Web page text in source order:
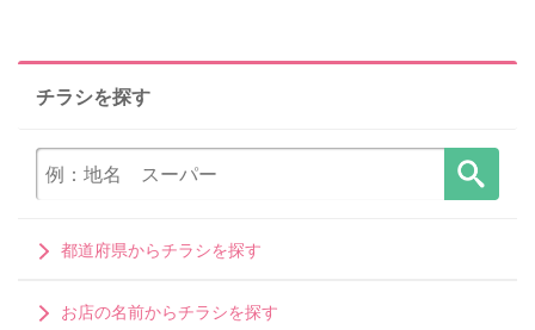
チラシを探す
都道府県からチラシを探す
お店の名前からチラシを探す